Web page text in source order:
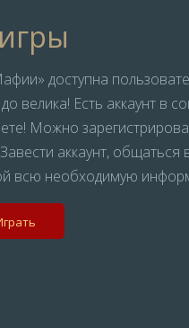
доступна
велика! Есть аккаунт в
Можно
Завести аккаунт,
всю необходимую